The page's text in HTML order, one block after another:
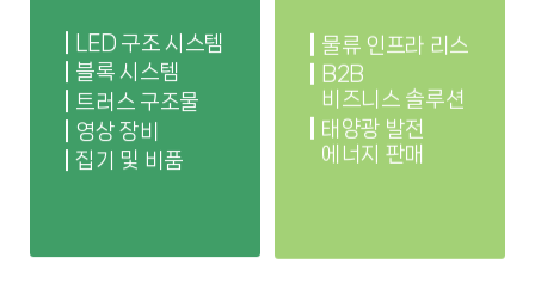
LED 구조 시스템
블록 시스템
트러스 구조물
영상 장비
집기 및 비품
물류 인프라 리스
B2B
비즈니스 솔루션
태양광 발전
에너지 판매